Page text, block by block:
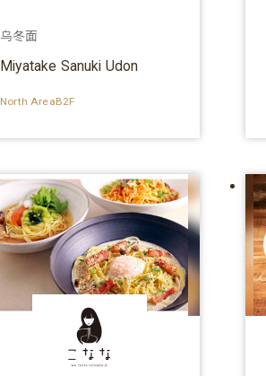
乌冬面
Miyatake Sanuki Udon
North AreaB2F